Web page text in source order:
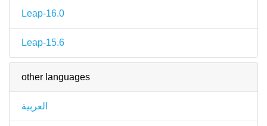
Leap-16.0
Leap-15.6
other languages
العربية